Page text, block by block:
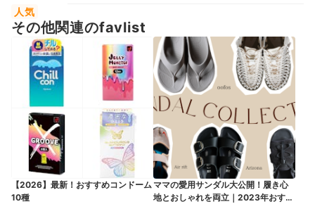
人気
その他関連のfavlist
【2026】最新！おすすめコンドーム
10種
ママの愛用サンダル大公開！履き心
地とおしゃれを両立｜2023年おすす